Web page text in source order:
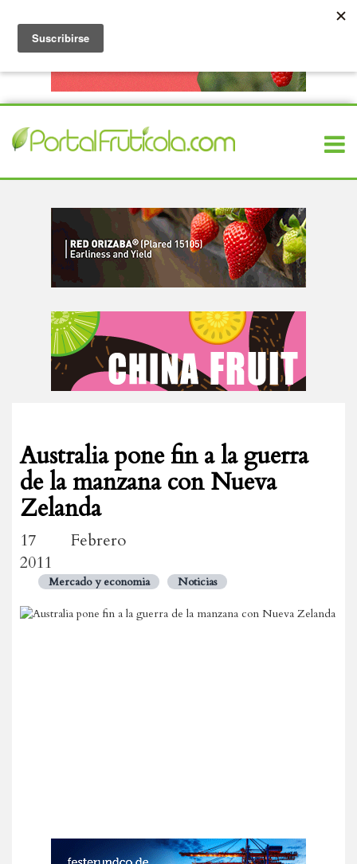
Australia pone fin a la guerra
de la manzana con Nueva
Zelanda
17 Febrero
2011
Mercado y economia Noticias